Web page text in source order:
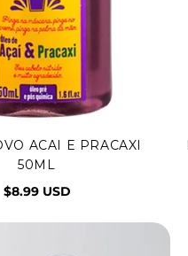
al carrito
ACAI E PRACAXI
50ML
$8.99 USD